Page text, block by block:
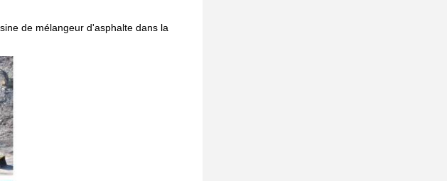
de mélangeur d'asphalte dans la